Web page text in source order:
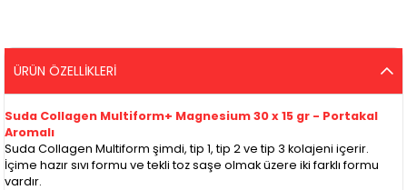
ÜRÜN ÖZELLIKLERI
Suda Collagen Multiform+ Magnesium 30 x 15 gr - Portakal
Aromalı
Suda Collagen Multiform şimdi, tip 1, tip 2 ve tip 3 kolajeni içerir.
İçime hazır sıvı formu ve tekli toz saşe olmak üzere iki farklı formu
vardır.